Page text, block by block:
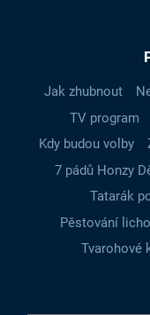
Jak zhubnout
TV program
Kdy budou volby
7 pádů Honzy
Tatarák
Pěstování
Tvarohové